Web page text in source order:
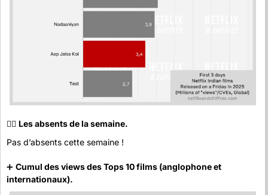
😶‍🌫️ Les absents de la semaine.
Pas d’absents cette semaine !
➕ Cumul des views des Tops 10 films (anglophone et
internationaux).